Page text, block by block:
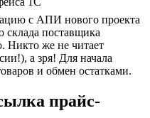
с АПИ нового проекта
поставщика
же не читает
а зря! Для начала
и обмен остатками.
прайс-